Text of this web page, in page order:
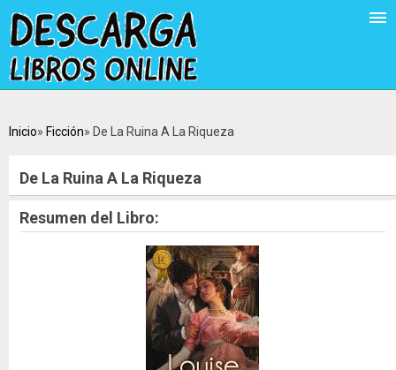
Inicio Ficción De La Ruina A La Riqueza
De La Ruina A La Riqueza
Resumen del Libro: